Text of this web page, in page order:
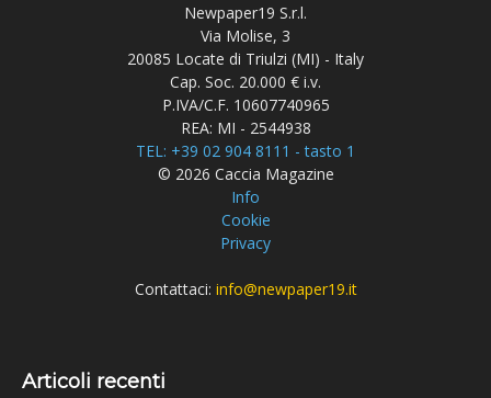
Newpaper19 S.r.l.
Via Molise, 3
20085 Locate di Triulzi (MI) - Italy
Cap. Soc. 20.000 € i.v.
P.IVA/C.F. 10607740965
REA: MI - 2544938
TEL: +39 02 904 8111 - tasto 1
© 2026 Caccia Magazine
Info
Cookie
Privacy
Contattaci: info@newpaper19.it
Articoli recenti